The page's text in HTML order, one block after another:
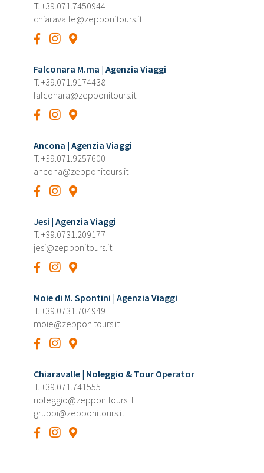
T. +39.071.7450944
chiaravalle@zepponitours.it
Falconara M.ma | Agenzia Viaggi
T. +39.071.9174438
falconara@zepponitours.it
Ancona | Agenzia Viaggi
T. +39.071.9257600
ancona@zepponitours.it
Jesi | Agenzia Viaggi
T. +39.0731.209177
jesi@zepponitours.it
Moie di M. Spontini | Agenzia Viaggi
T. +39.0731.704949
moie@zepponitours.it
Chiaravalle | Noleggio & Tour Operator
T. +39.071.741555
noleggio@zepponitours.it
gruppi@zepponitours.it